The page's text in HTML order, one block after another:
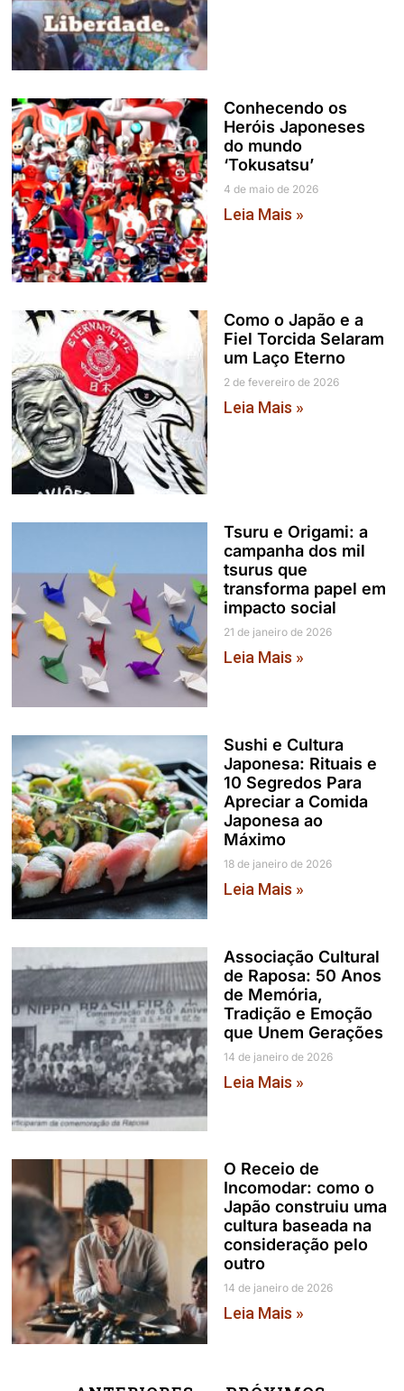
Conhecendo os
Heróis Japoneses
do mundo
‘Tokusatsu’
4 de maio de 2026
Leia Mais »
Como o Japão e a
Fiel Torcida Selaram
um Laço Eterno
2 de fevereiro de 2026
Leia Mais »
Tsuru e Origami: a
campanha dos mil
tsurus que
transforma papel em
impacto social
21 de janeiro de 2026
Leia Mais »
Sushi e Cultura
Japonesa: Rituais e
10 Segredos Para
Apreciar a Comida
Japonesa ao
Máximo
18 de janeiro de 2026
Leia Mais »
Associação Cultural
de Raposa: 50 Anos
de Memória,
Tradição e Emoção
que Unem Gerações
14 de janeiro de 2026
Leia Mais »
O Receio de
Incomodar: como o
Japão construiu uma
cultura baseada na
consideração pelo
outro
14 de janeiro de 2026
Leia Mais »